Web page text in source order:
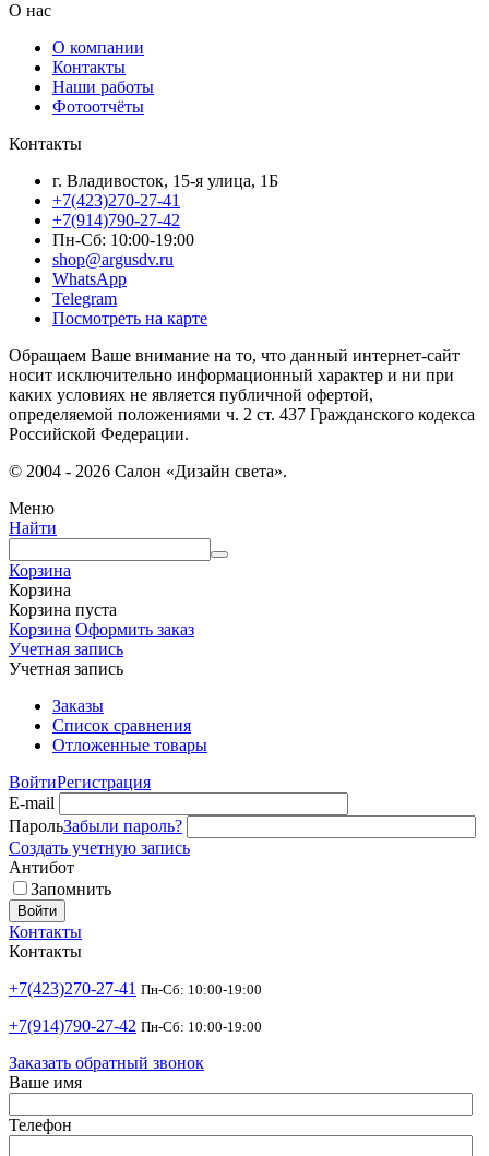
О нас
О компании
Контакты
Наши работы
Фотоотчёты
Контакты
г. Владивосток, 15-я улица, 1Б
+7(423)270-27-41
+7(914)790-27-42
Пн-Сб: 10:00-19:00
shop@argusdv.ru
WhatsApp
Telegram
Посмотреть на карте
Обращаем Ваше внимание на то, что данный интернет-сайт
носит исключительно информационный характер и ни при
каких условиях не является публичной офертой,
определяемой положениями ч. 2 ст. 437 Гражданского кодекса
Российской Федерации.
© 2004 - 2026 Салон «Дизайн света».
Меню
Найти
Корзина
Корзина
Корзина пуста
Корзина Оформить заказ
Учетная запись
Учетная запись
Заказы
Список сравнения
Отложенные товары
ВойтиРегистрация
E-mail
ПарольЗабыли пароль?
Создать учетную запись
Антибот
Запомнить
Войти
Контакты
Контакты
+7(423)270-27-41 Пн-Сб: 10:00-19:00
+7(914)790-27-42 Пн-Сб: 10:00-19:00
Заказать обратный звонок
Ваше имя
Телефон